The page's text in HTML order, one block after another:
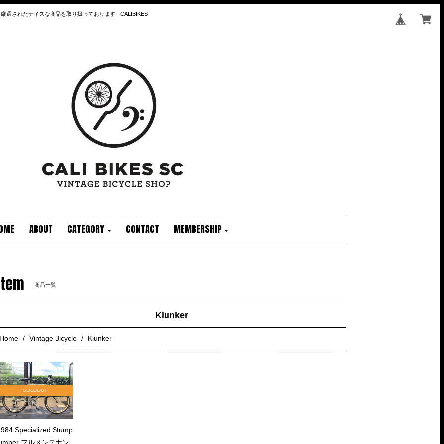
選されたナイスな商品を取り扱っております - CALIBIKES
ABOUT CATEGORY CONTACT MEMBERSHIP
商品一覧
Klunker
Home Vintage Bicycle Klunker
SOLDOUT
Specialized Stump
フルメンテナン